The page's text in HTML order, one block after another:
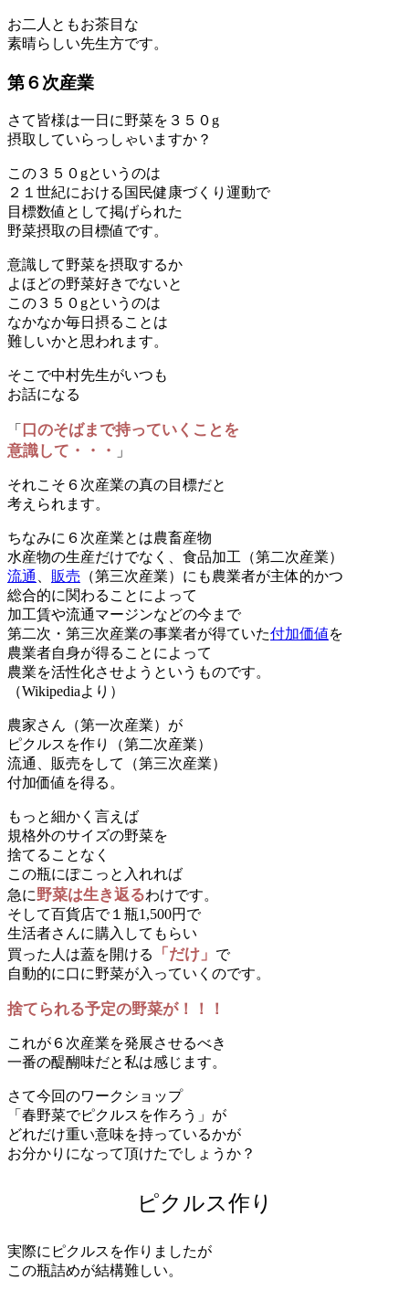
お二人ともお茶目な
素晴らしい先生方です。
第６次産業
さて皆様は一日に野菜を３５０g
摂取していらっしゃいますか？
この３５０gというのは
２１世紀における国民健康づくり運動で
目標数値として掲げられた
野菜摂取の目標値です。
意識して野菜を摂取するか
よほどの野菜好きでないと
この３５０gというのは
なかなか毎日摂ることは
難しいかと思われます。
そこで中村先生がいつも
お話になる
「 口のそばまで持っていくことを
意識して・・・
」
それこそ６次産業の真の目標だと
考えられます。
ちなみに６次産業とは農畜産物
水産物の生産だけでなく、食品加工（第二次産業）
流通
販売 （第三次産業）にも農業者が主体的かつ
総合的に関わることによって
加工賃や流通マージンなどの今まで
第二次・第三次産業の事業者が得ていた付加価値を
農業者自身が得ることによって
農業を活性化させようというものです。
（Wikipediaより）
農家さん（第一次産業）が
ピクルスを作り（第二次産業）
流通、販売をして（第三次産業）
付加価値を得る。
もっと細かく言えば
規格外のサイズの野菜を
捨てることなく
この瓶にぽこっと入れれば
急に野菜は生き返るわけです。
そして百貨店で１瓶1,500円で
生活者さんに購入してもらい
買った人は蓋を開ける
「だけ」 で
自動的に口に野菜が入っていくのです。
捨てられる予定の野菜が！！！
これが６次産業を発展させるべき
一番の醍醐味だと私は感じます。
さて今回のワークショップ
「春野菜でピクルスを作ろう」が
どれだけ重い意味を持っているかが
お分かりになって頂けたでしょうか？
ピクルス作り
実際にピクルスを作りましたが
この瓶詰めが結構難しい。